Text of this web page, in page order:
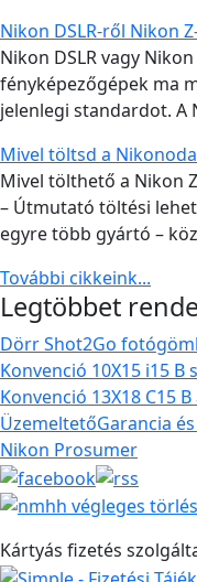
Nikon DSLR-ről Nikon
Nikon DSLR vagy
fényképezőgépek ma
jelenlegi standardot. A
Mivel töltsd a
Mivel tölthető a Nikon
– Útmutató töltési
egyre több gyártó –
További cikkeink...
Legtöbbet
Dörr Shot2Go
Konvenció 10X15 i15
Konvenció 13X18 C15
ÜzemeltetőGarancia
Nikon Prosumer
Kártyás fizetés